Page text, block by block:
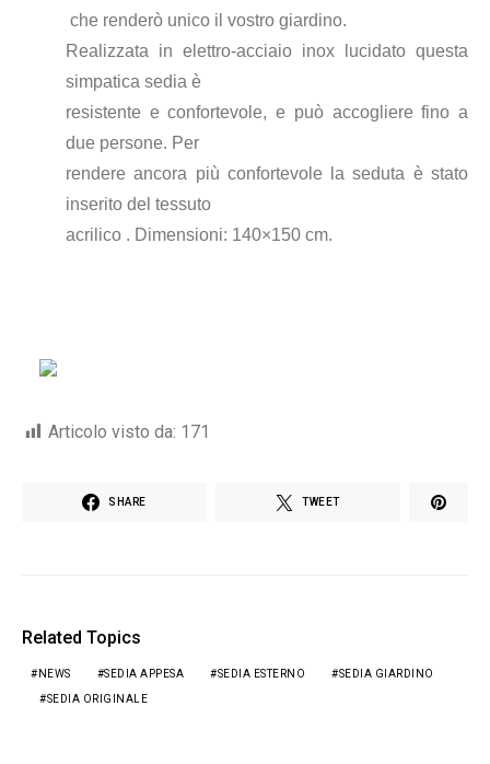
che renderò unico il vostro giardino.
Realizzata in elettro-acciaio inox lucidato questa
simpatica sedia è
resistente e confortevole, e può accogliere fino a
due persone. Per
rendere ancora più confortevole la seduta è stato
inserito del tessuto
acrilico . Dimensioni: 140×150 cm.
Articolo visto da: 171
SHARE TWEET
Related Topics
NEWS SEDIA APPESA SEDIA ESTERNO SEDIA GIARDINO
SEDIA ORIGINALE